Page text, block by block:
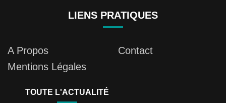
LIENS PRATIQUES
A Propos
Contact
Mentions Légales
TOUTE L'ACTUALITÉ